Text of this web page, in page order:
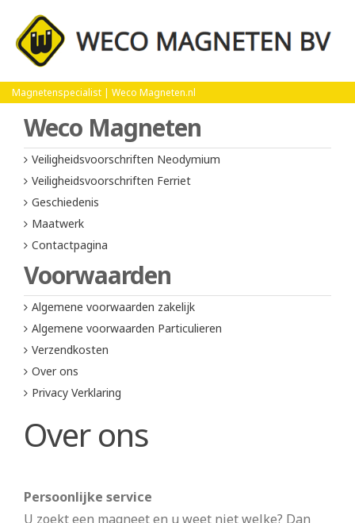
Magnetenspecialist | Weco Magneten.nl
Home
Weco Magneten
Veiligheidsvoorschriften Neodymium
Veiligheidsvoorschriften Ferriet
Geschiedenis
Maatwerk
Contactpagina
Voorwaarden
Algemene voorwaarden zakelijk
Algemene voorwaarden Particulieren
Verzendkosten
Over ons
Privacy Verklaring
Over ons
Persoonlijke service
U zoekt een magneet en u weet niet welke? Dan